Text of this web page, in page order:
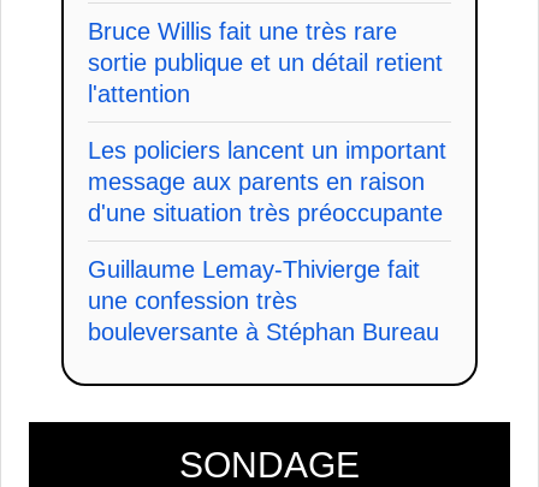
Bruce Willis fait une très rare
sortie publique et un détail retient
l'attention
Les policiers lancent un important
message aux parents en raison
d'une situation très préoccupante
Guillaume Lemay-Thivierge fait
une confession très
bouleversante à Stéphan Bureau
SONDAGE